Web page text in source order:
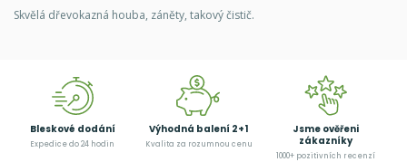
Skvělá dřevokazná houba, záněty, takový čistič.
Bleskové dodání
Expedice do 24 hodin
Výhodná balení 2+1
Kvalita za rozumnou cenu
Jsme ověřeni
zákazníky
1000+ pozitivních recenzí